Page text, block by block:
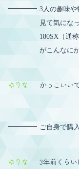
3人の趣味や
見て気にな
180SX（通
がこんなに
ゆりな かっこいい
ご自身で購
ゆりな
3年前くら